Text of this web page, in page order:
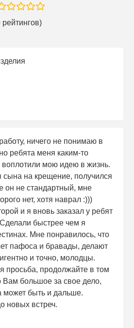
ничего не понимаю в
ребята меня каким-то
мою идею в жизнь.
сына на крещение, получился
он не стандартный, мне
нет, хотя наврал :)))
и я вновь заказал у ребят
быстрее чем я
Мне понравилось, что
пафоса и бравады, делают
и точно, молодцы.
просьба, продолжайте в том
Вам большое за свое дело,
может быть и дальше.
новых встреч.